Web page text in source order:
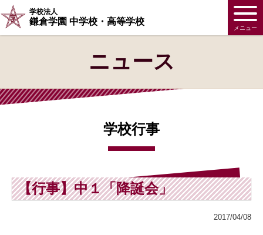
学校法人
鎌倉学園 中学校・高等学校
メニュー
ニュース
学校行事
【行事】中１「降誕会」
2017/04/08